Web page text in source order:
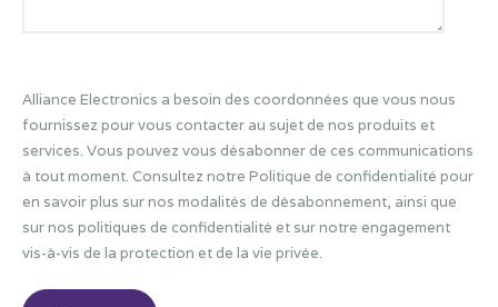
Alliance Electronics a besoin des coordonnées que vous nous
fournissez pour vous contacter au sujet de nos produits et
services. Vous pouvez vous désabonner de ces communications
à tout moment. Consultez notre Politique de confidentialité pour
en savoir plus sur nos modalités de désabonnement, ainsi que
sur nos politiques de confidentialité et sur notre engagement
vis-à-vis de la protection et de la vie privée.